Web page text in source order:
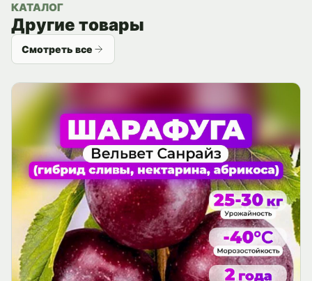
КАТАЛОГ
Другие товары
Смотреть все